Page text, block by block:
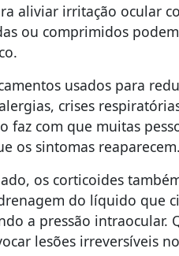
aliviar irritação ocular
ou comprimidos
usados para
crises
faz com que muitas
os sintomas reaparecem.
os corticoides
do líquido que
a pressão intraocular.
lesões irreversíveis